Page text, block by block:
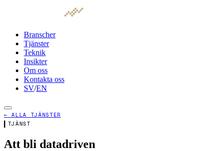
Branscher
Tjänster
Teknik
Insikter
Om oss
Kontakta oss
SV/EN
← ALLA TJÄNSTER
TJÄNST
Att bli datadriven